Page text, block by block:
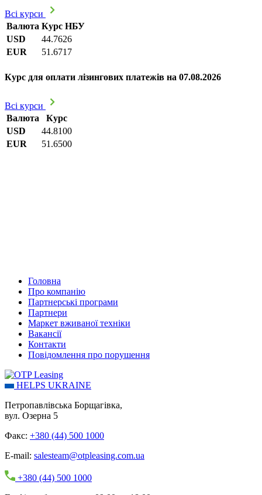
Всі курси
Валюта Курс НБУ
USD
44.7626
EUR
51.6717
Курс для оплати лізингових платежів на 07.08.2026
Всі курси
Валюта
Курс
USD
44.8100
EUR
51.6500
Головна
Про компанію
Партнерські програми
Партнери
Маркет вживаної техніки
Вакансії
Контакти
Повідомлення про порушення
HELPS UKRAINE
Петропавлівська Борщагівка,
вул. Озерна 5
Факс: +380 (44) 500 1000
E-mail: salesteam@otpleasing.com.ua
+380 (44) 500 1000